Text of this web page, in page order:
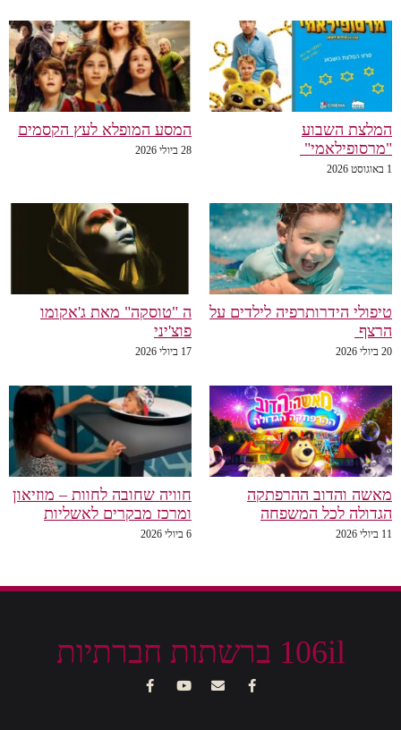
המלצת השבוע
"מרסופילאמי"
1 באוגוסט 2026
המסע המופלא לעץ הקסמים
28 ביולי 2026
טיפולי הידרותרפיה לילדים על
הרצף
20 ביולי 2026
ה "טוסקה" מאת ג'אקומו
פוצ'יני
17 ביולי 2026
מאשה והדוב ההרפתקה
הגדולה לכל המשפחה
11 ביולי 2026
חוויה שחובה לחוות – מוזיאון
ומרכז מבקרים לאשליות
6 ביולי 2026
106il ברשתות חברתיות